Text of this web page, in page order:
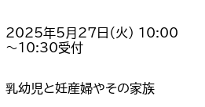
2025年5月27日（火） 10:00
～10:30受付
乳幼児と妊産婦やその家族